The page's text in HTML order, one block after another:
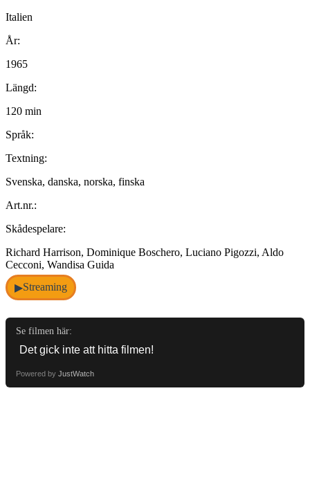
Italien
År:
1965
Längd:
120 min
Språk:
Textning:
Svenska, danska, norska, finska
Art.nr.:
Skådespelare:
Richard Harrison, Dominique Boschero, Luciano Pigozzi, Aldo
Cecconi, Wandisa Guida
▶Streaming
Se filmen här:
Powered by JustWatch